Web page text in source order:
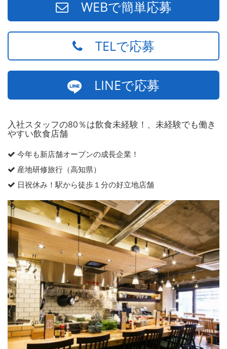
WEBで簡単応募
TELで応募
LINEで応募
入社スタッフの80％は飲食未経験！、未経験でも働き
やすい飲食店舗
今年も新店舗オープンの成長企業！
産地研修旅行（高知県）
日祝休み！駅から徒歩１分の好立地店舗